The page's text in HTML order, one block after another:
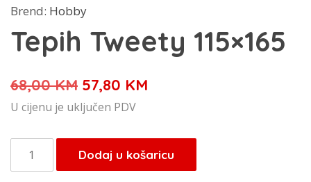
Brend: Hobby
Tepih Tweety 115×165
68,00KM Izvorna
cijena
je:
68,00 KM.
57,80 KM
57,80 KM.
U cijenu je uključen PDV
Tepih
Tweety
Dodaj u košaricu